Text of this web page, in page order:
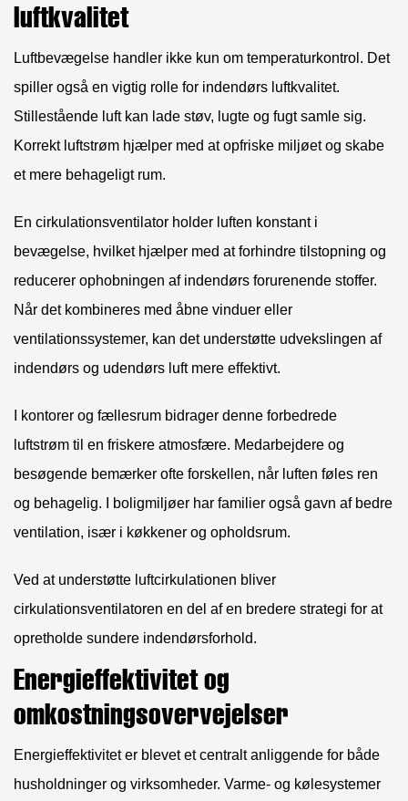
luftkvalitet
Luftbevægelse handler ikke kun om temperaturkontrol. Det
spiller også en vigtig rolle for indendørs luftkvalitet.
Stillestående luft kan lade støv, lugte og fugt samle sig.
Korrekt luftstrøm hjælper med at opfriske miljøet og skabe
et mere behageligt rum.
En cirkulationsventilator holder luften konstant i
bevægelse, hvilket hjælper med at forhindre tilstopning og
reducerer ophobningen af ​​indendørs forurenende stoffer.
Når det kombineres med åbne vinduer eller
ventilationssystemer, kan det understøtte udvekslingen af ​​
indendørs og udendørs luft mere effektivt.
I kontorer og fællesrum bidrager denne forbedrede
luftstrøm til en friskere atmosfære. Medarbejdere og
besøgende bemærker ofte forskellen, når luften føles ren
og behagelig. I boligmiljøer har familier også gavn af bedre
ventilation, især i køkkener og opholdsrum.
Ved at understøtte luftcirkulationen bliver
cirkulationsventilatoren en del af en bredere strategi for at
opretholde sundere indendørsforhold.
Energieffektivitet og
omkostningsovervejelser
Energieffektivitet er blevet et centralt anliggende for både
husholdninger og virksomheder. Varme- og kølesystemer